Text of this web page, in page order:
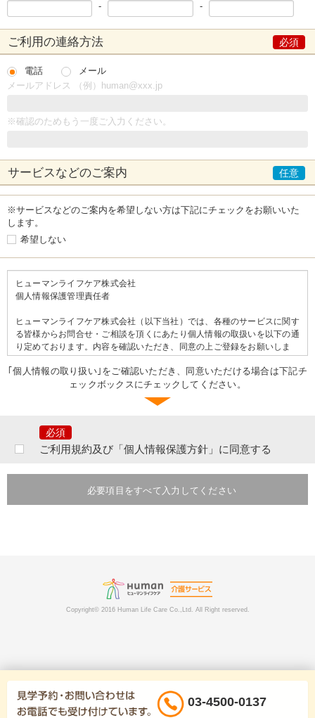
-
-
ご利用の連絡方法
電話
メール
メールアドレス （例）human@xxx.jp
※確認のためもう一度ご入力ください。
サービスなどのご案内
※サービスなどのご案内を希望しない方は下記にチェックをお願いいた
します。
希望しない
ヒューマンライフケア株式会社
個人情報保護管理責任者
ヒューマンライフケア株式会社（以下当社）では、各種のサービスに関す
る皆様からお問合せ・ご相談を頂くにあたり個人情報の取扱いを以下の通
り定めております。内容を確認いただき、同意の上ご登録をお願いしま
＝＝個人情報の取り扱いについて＝＝
なお、提出いただいた個人情報はご本人の同意なく第三者へ提供すること
はございません。ただし、次のいずれかに該当する場合は提供をすること
あらかじめ、本人に必要事項を明示または通知し、本人の同意を得ている
とき。本人ならびに公衆の生命・健康・財産を脅かす可能性がある場合。
企業や団体等に提供することがあります。また利用者及びその関係者、当
社、その他第三者に損害を生じさせた、あるいは損害を生じさせるおそれ
がある場合は、関係者ないしは関係諸機関へ通報、通知する場合がありま
にはご本人確認をさせていただく場合がございますのでご了承下さい。な
お、やむを得ない事由（パスワードの失念等）により、開示等ができない
場合は、お問い合わせにより所定の手続きをご案内いたします。ただし、
｢個人情報の取り扱い｣をご確認いただき、同意いただける場合は下記チ
ェックボックスにチェックしてください。
ご利用規約及び「個人情報保護方針」に同意する
必要項目をすべて入力してください
03-4500-0137
Copyright© 2016 Human Life Care Co.,Ltd. All Right reserved.